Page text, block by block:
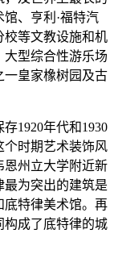
、亨利·福特汽
校等文教设施和机
大型综合性游乐场
一皇家橡树园及古
1920年代和1930
个时期艺术装饰风
恩州立大学附近新
最为突出的建筑是
底特律美术馆。再
构成了底特律的城